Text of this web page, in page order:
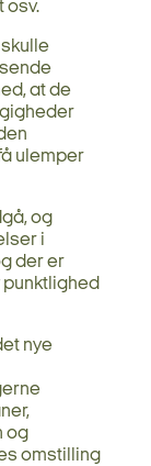
osv.
at de
ulemper
og
i
der er
nye
og
omstilling